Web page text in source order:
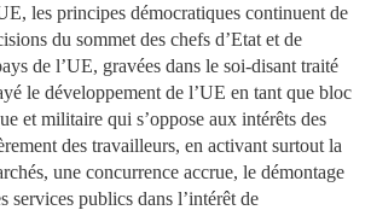
les principes démocratiques continuent de
du sommet des chefs d’Etat et de
de l’UE, gravées dans le soi-disant traité
le développement de l’UE en tant que bloc
et militaire qui s’oppose aux intérêts des
des travailleurs, en activant surtout la
une concurrence accrue, le démontage
services publics dans l’intérêt de